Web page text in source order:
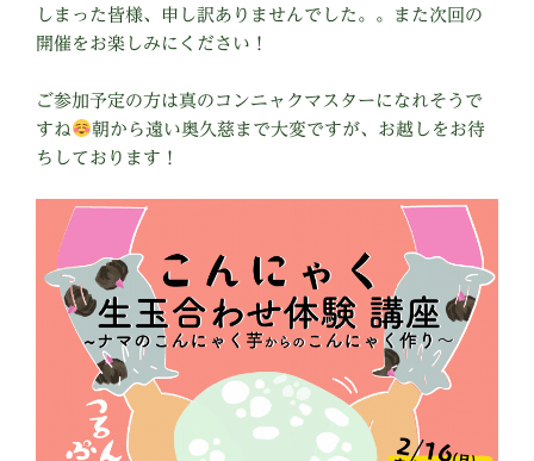
しまった皆様、申し訳ありませんでした。。また次回の
開催をお楽しみにください！
ご参加予定の方は真のコンニャクマスターになれそうで
すね
朝から遠い奥久慈まで大変ですが、お越しをお待
ちしております！